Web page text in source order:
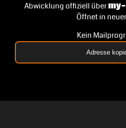
Abwicklung offiziell über
Öffnet in
Kein
Adresse